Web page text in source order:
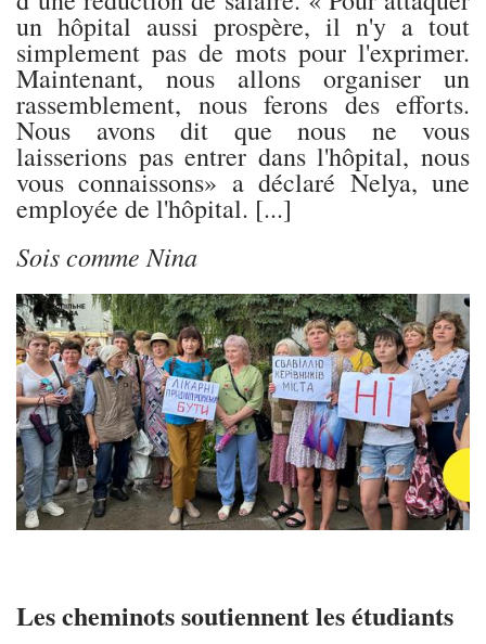
un hôpital aussi prospère, il n'y a tout
simplement pas de mots pour l'exprimer.
Maintenant, nous allons organiser un
rassemblement, nous ferons des efforts.
Nous avons dit que nous ne vous
laisserions pas entrer dans l'hôpital, nous
vous connaissons» a déclaré Nelya, une
employée de l'hôpital. [...]
Sois comme Nina
Les cheminots soutiennent les étudiants